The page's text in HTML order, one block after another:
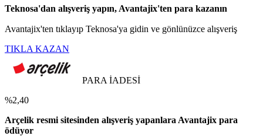
Teknosa'dan alışveriş yapın, Avantajix'ten para kazanın
Avantajix'ten tıklayıp Teknosa'ya gidin ve gönlünüzce alışveriş
TIKLA KAZAN
PARA İADESİ
%2,40
Arçelik resmi sitesinden alışveriş yapanlara Avantajix para
ödüyor